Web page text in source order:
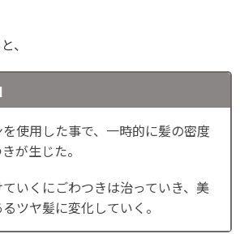
、
使用した事で、一時的に髪の密度
が生じた。
ていくにごわつきは治っていき、美
ツヤ髪に変化していく。